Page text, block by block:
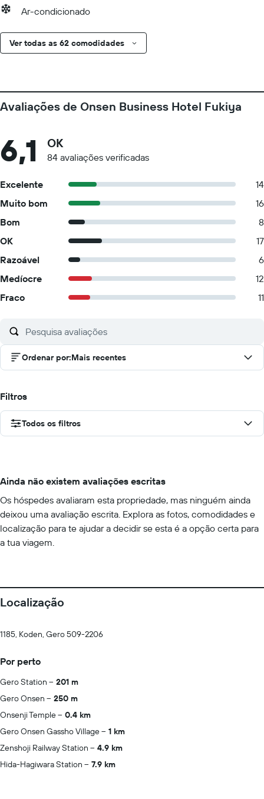
Ar-condicionado
Ver todas as 62 comodidades
Avaliações de Onsen Business Hotel Fukiya
6,1 OK
84 avaliações verificadas
Excelente
14
Muito bom
16
Bom
8
OK
17
Razoável
6
Medíocre
12
Fraco
11
Ordenar por:Mais recentes
Filtros
Todos os filtros
Ainda não existem avaliações escritas
Os hóspedes avaliaram esta propriedade, mas ninguém ainda
deixou uma avaliação escrita. Explora as fotos, comodidades e
localização para te ajudar a decidir se esta é a opção certa para
a tua viagem.
Localização
1185, Koden, Gero 509-2206
Por perto
Gero Station
201 m
Gero Onsen
250 m
Onsenji Temple
0.4 km
Gero Onsen Gassho Village
1 km
Zenshoji Railway Station
4.9 km
Hida-Hagiwara Station
7.9 km